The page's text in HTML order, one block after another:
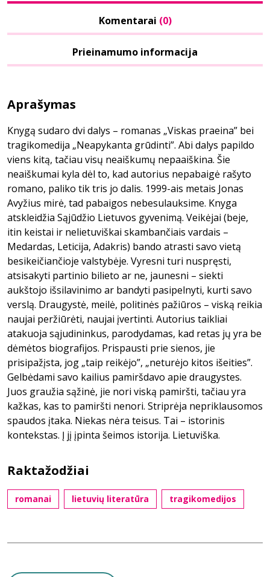
Komentarai (0)
Prieinamumo informacija
Aprašymas
Knygą sudaro dvi dalys – romanas „Viskas praeina” bei
tragikomedija „Neapykanta grūdinti”. Abi dalys papildo
viens kitą, tačiau visų neaiškumų nepaaiškina. Šie
neaiškumai kyla dėl to, kad autorius nepabaigė rašyto
romano, paliko tik tris jo dalis. 1999-ais metais Jonas
Avyžius mirė, tad pabaigos nebesulauksime. Knyga
atskleidžia Sąjūdžio Lietuvos gyvenimą. Veikėjai (beje,
itin keistai ir nelietuviškai skambančiais vardais –
Medardas, Leticija, Adakris) bando atrasti savo vietą
besikeičiančioje valstybėje. Vyresni turi nuspręsti,
atsisakyti partinio bilieto ar ne, jaunesni – siekti
aukštojo išsilavinimo ar bandyti pasipelnyti, kurti savo
verslą. Draugystė, meilė, politinės pažiūros – viską reikia
naujai peržiūrėti, naujai įvertinti. Autorius taikliai
atakuoja sąjudininkus, parodydamas, kad retas jų yra be
dėmėtos biografijos. Prispausti prie sienos, jie
prisipažįsta, jog „taip reikėjo”, „neturėjo kitos išeities”.
Gelbėdami savo kailius pamiršdavo apie draugystes.
Juos graužia sąžinė, jie nori viską pamiršti, tačiau yra
kažkas, kas to pamiršti nenori. Striprėja nepriklausomos
spaudos įtaka. Niekas nėra teisus. Tai – istorinis
kontekstas. Į jį įpinta šeimos istorija. Lietuviška.
Raktažodžiai
romanai lietuvių literatūra tragikomedijos